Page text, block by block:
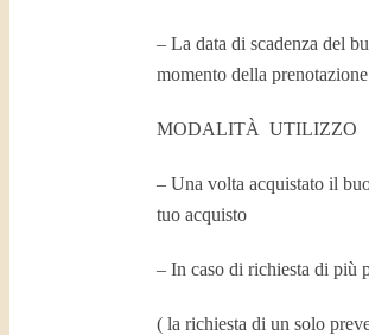
– La data di scadenza del
momento della prenotazione
MODALITÀ UTILIZZO
– Una volta acquistato il
tuo acquisto
– In caso di richiesta di più
( la richiesta di un solo